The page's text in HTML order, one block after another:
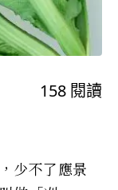
158 閱讀
少不了應景